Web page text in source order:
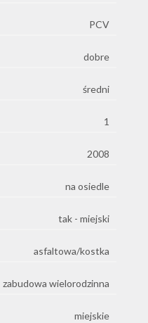
PCV
dobre
średni
1
2008
na osiedle
tak - miejski
asfaltowa/kostka
zabudowa wielorodzinna
miejskie